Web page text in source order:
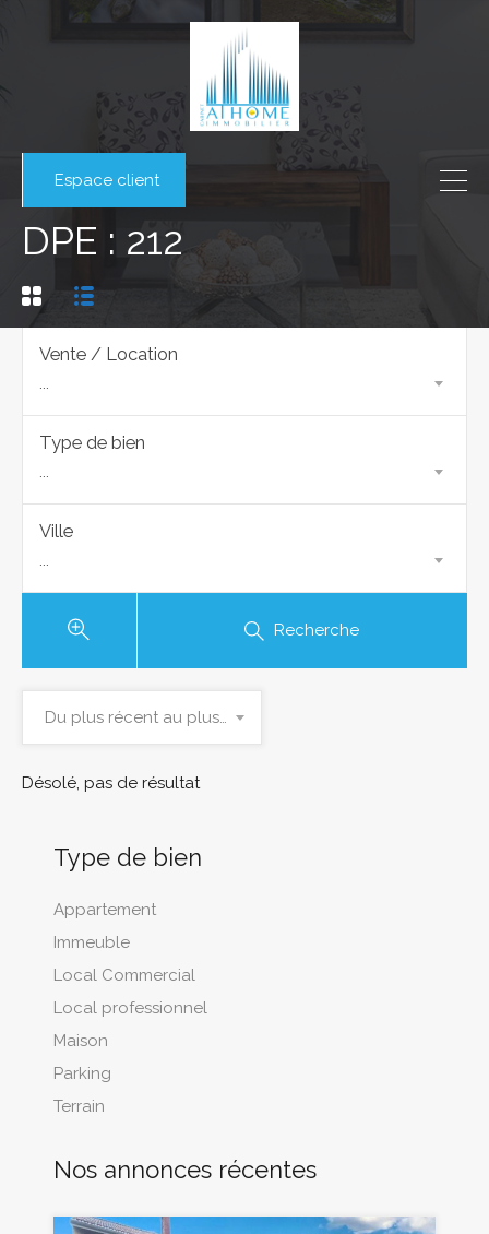
Espace client
DPE : 212
Vente / Location
...
Type de bien
...
Ville
...
Recherche
Du plus récent au plus ancien
Désolé, pas de résultat
Type de bien
Appartement
Immeuble
Local Commercial
Local professionnel
Maison
Parking
Terrain
Nos annonces récentes